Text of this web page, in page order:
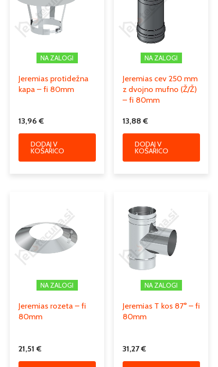
Podkategorija1
enoslojni dimniki iz nerjaveče
NA ZALOGI
Jeremias protidežna
kapa – fi 80mm
13,96€
DODAJ V
KOŠARICO
NA ZALOGI
Jeremias cev 250 mm
z dvojno mufno (Ž/Ž)
– fi 80mm
13,88€
DODAJ V
KOŠARICO
NA ZALOGI
Jeremias rozeta – fi
80mm
21,51€
NA ZALOGI
Jeremias T kos 87° – fi
80mm
31,27€